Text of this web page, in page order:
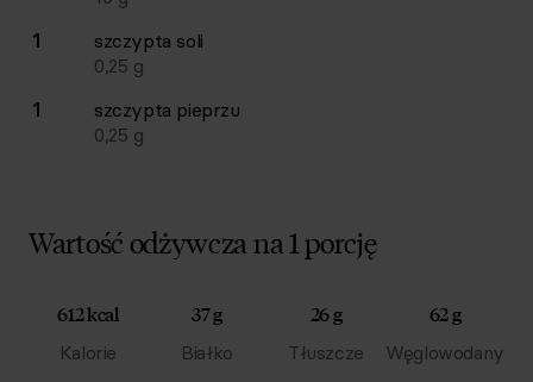
1
szczypta soli
0,25 g
1
szczypta pieprzu
0,25 g
Wartość odżywcza na 1 porcję
612 kcal
Kalorie
37 g
Białko
26 g
Tłuszcze
62 g
Węglowodany